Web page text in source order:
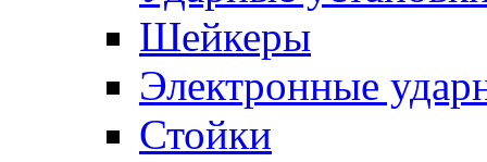
Шейкеры
Электронные
Стойки